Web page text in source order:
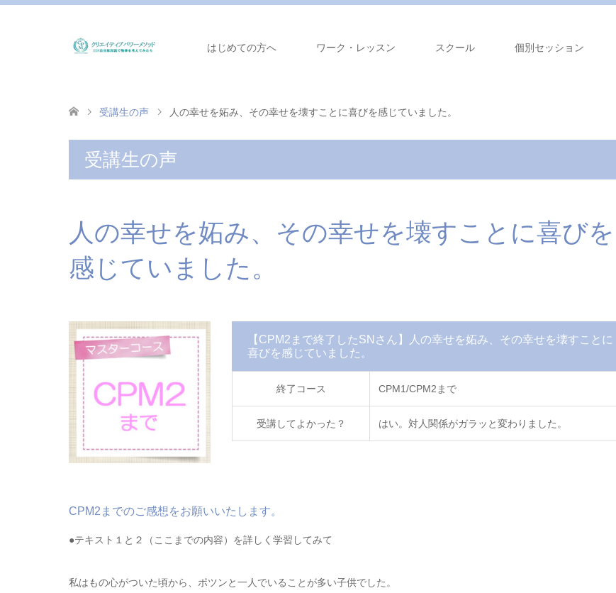
はじめての方へ ワーク・レッスン スクール 個別セッション
受講生の声 人の幸せを妬み、その幸せを壊すことに喜びを感じていました。
受講生の声
人の幸せを妬み、その幸せを壊すことに喜びを
感じていました。
【CPM2まで終了したSNさん】人の幸せを妬み、その幸せを壊すことに
喜びを感じていました。
終了コース CPM1/CPM2まで
受講してよかった？ はい。対人関係がガラッと変わりました。
CPM2までのご感想をお願いいたします。
●テキスト１と２（ここまでの内容）を詳しく学習してみて
私はもの心がついた頃から、ポツンと一人でいることが多い子供でした。